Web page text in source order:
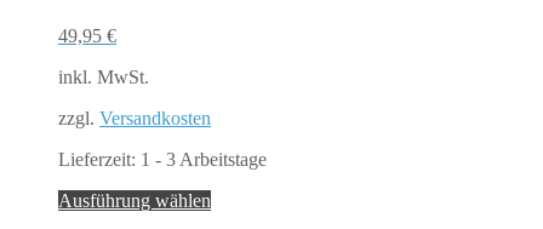
49,95 €
inkl. MwSt.
zzgl. Versandkosten
Lieferzeit: 1 - 3 Arbeitstage
Ausführung wählen